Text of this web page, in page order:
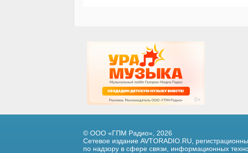
© ООО «ГПМ Радио», 2026
Сетевое издание AVTORADIO.RU,
по надзору в сфере связи,
информационных